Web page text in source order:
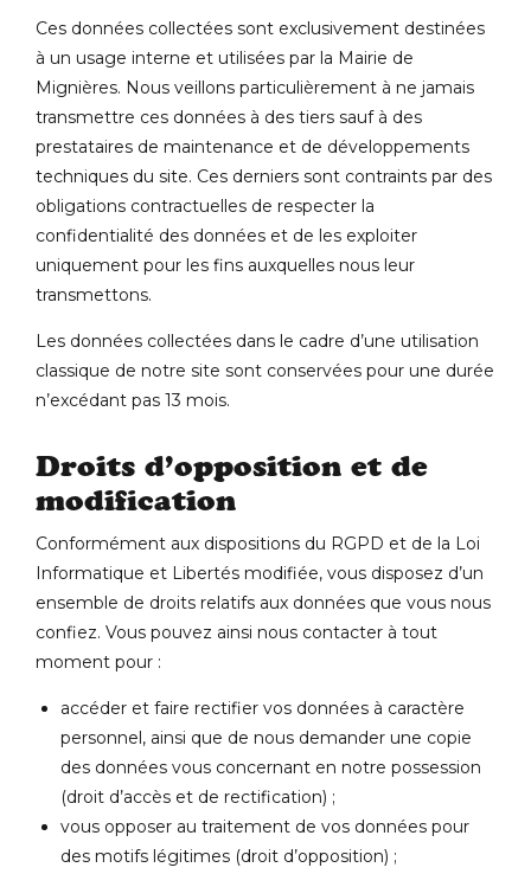
Ces données collectées sont exclusivement destinées
à un usage interne et utilisées par la Mairie de
Mignières. Nous veillons particulièrement à ne jamais
transmettre ces données à des tiers sauf à des
prestataires de maintenance et de développements
techniques du site. Ces derniers sont contraints par des
obligations contractuelles de respecter la
confidentialité des données et de les exploiter
uniquement pour les fins auxquelles nous leur
transmettons.
Les données collectées dans le cadre d’une utilisation
classique de notre site sont conservées pour une durée
n’excédant pas 13 mois.
Droits d’opposition et de
modification
Conformément aux dispositions du RGPD et de la Loi
Informatique et Libertés modifiée, vous disposez d’un
ensemble de droits relatifs aux données que vous nous
confiez. Vous pouvez ainsi nous contacter à tout
moment pour :
accéder et faire rectifier vos données à caractère
personnel, ainsi que de nous demander une copie
des données vous concernant en notre possession
(droit d’accès et de rectification) ;
vous opposer au traitement de vos données pour
des motifs légitimes (droit d’opposition) ;